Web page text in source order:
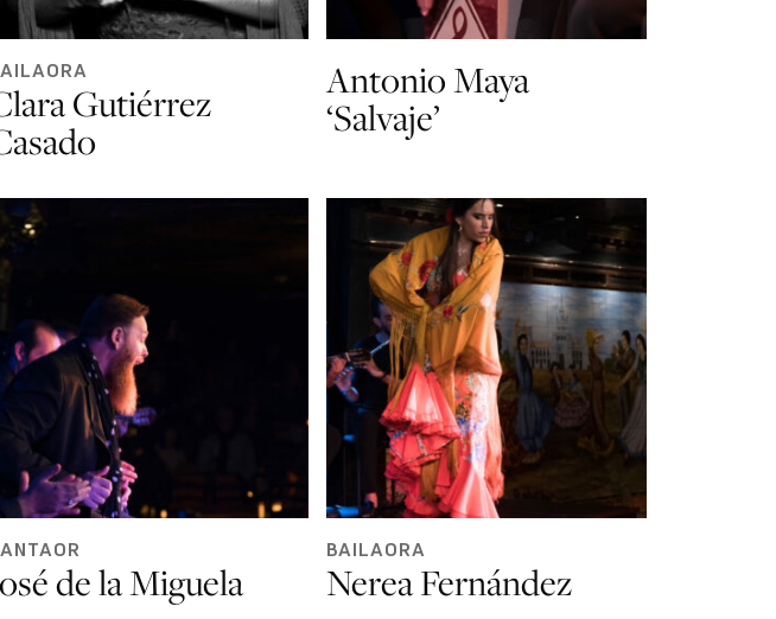
Gutiérrez Antonio Maya
‘Salvaje’
de la Miguela
BAILAORA
Nerea Fernández